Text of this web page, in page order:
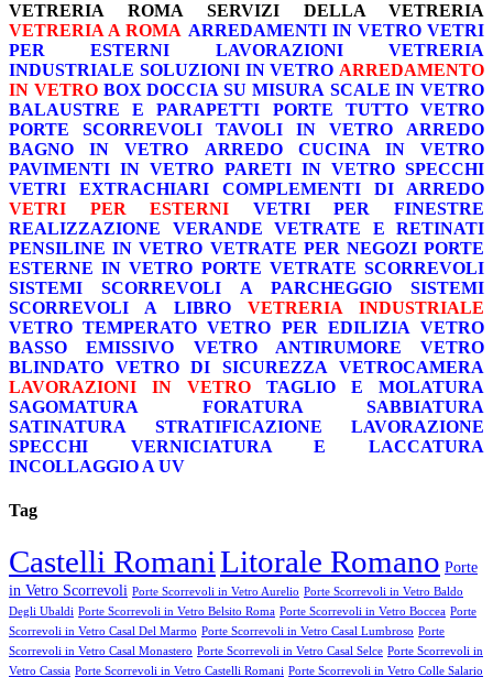
VETRERIA ROMA
SERVIZI DELLA VETRERIA
VETRERIA A ROMA ARREDAMENTI IN VETRO VETRI
PER ESTERNI
LAVORAZIONI
VETRERIA
INDUSTRIALE SOLUZIONI IN VETRO ARREDAMENTO
IN VETRO BOX DOCCIA SU MISURA SCALE IN VETRO
BALAUSTRE E PARAPETTI
PORTE TUTTO VETRO
PORTE SCORREVOLI
TAVOLI IN VETRO
ARREDO
BAGNO IN VETRO
ARREDO CUCINA IN VETRO
PAVIMENTI IN VETRO PARETI IN VETRO SPECCHI
VETRI EXTRACHIARI
COMPLEMENTI DI ARREDO
VETRI PER ESTERNI
VETRI PER FINESTRE
REALIZZAZIONE VERANDE
VETRATE E RETINATI
PENSILINE IN VETRO VETRATE PER NEGOZI PORTE
ESTERNE IN VETRO PORTE VETRATE SCORREVOLI
SISTEMI SCORREVOLI A PARCHEGGIO
SISTEMI
SCORREVOLI A LIBRO
VETRERIA INDUSTRIALE
VETRO TEMPERATO VETRO PER EDILIZIA VETRO
BASSO EMISSIVO
VETRO ANTIRUMORE
VETRO
BLINDATO
VETRO DI SICUREZZA
VETROCAMERA
LAVORAZIONI IN VETRO
TAGLIO E MOLATURA
SAGOMATURA
FORATURA
SABBIATURA
SATINATURA
STRATIFICAZIONE
LAVORAZIONE
SPECCHI
VERNICIATURA E LACCATURA
INCOLLAGGIO A UV
Tag
Castelli RomaniLitorale Romano Porte
in Vetro Scorrevoli Porte Scorrevoli in Vetro Aurelio Porte Scorrevoli in Vetro Baldo
Degli Ubaldi Porte Scorrevoli in Vetro Belsito Roma Porte Scorrevoli in Vetro Boccea Porte
Scorrevoli in Vetro Casal Del Marmo Porte Scorrevoli in Vetro Casal Lumbroso Porte
Scorrevoli in Vetro Casal Monastero Porte Scorrevoli in Vetro Casal Selce Porte Scorrevoli in
Vetro Cassia Porte Scorrevoli in Vetro Castelli Romani Porte Scorrevoli in Vetro Colle Salario